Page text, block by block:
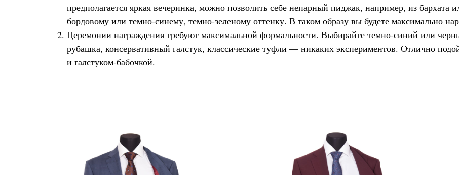
предполагается яркая вечеринка, можно позволить себе непарный пиджак, например, из бархата
бордовому или темно-синему, темно-зеленому оттенку. В таком образу вы будете максимально
Церемонии награждения требуют максимальной формальности. Выбирайте темно-синий или
рубашка, консервативный галстук, классические туфли — никаких экспериментов. Отлично
и галстуком-бабочкой.